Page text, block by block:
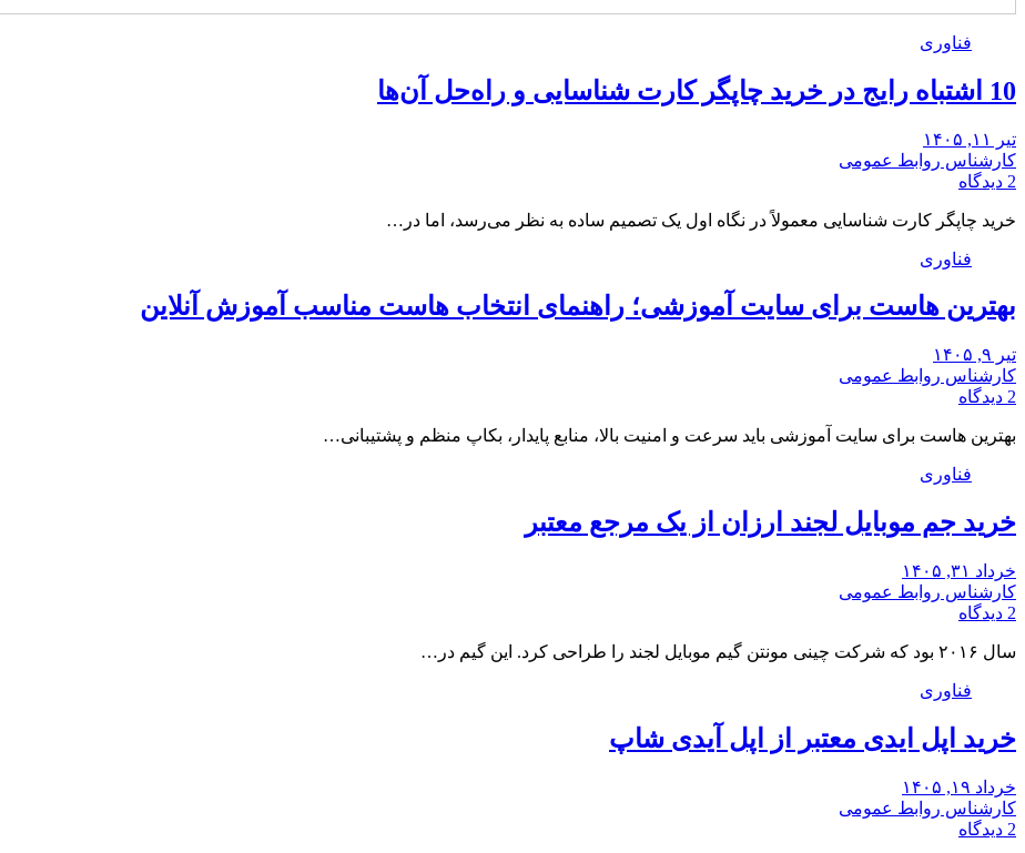
فناوری
10 اشتباه رایج در خرید چاپگر کارت شناسایی و راه‌حل آن‌ها
تیر ۱۱, ۱۴۰۵
کارشناس روابط عمومی
2 دیدگاه
خرید چاپگر کارت شناسایی معمولاً در نگاه اول یک تصمیم ساده به نظر می‌رسد، اما در…
فناوری
بهترین هاست برای سایت آموزشی؛ راهنمای انتخاب هاست مناسب آموزش آنلاین
تیر ۹, ۱۴۰۵
کارشناس روابط عمومی
2 دیدگاه
بهترین هاست برای سایت آموزشی باید سرعت و امنیت بالا، منابع پایدار، بکاپ منظم و پشتیبانی…
فناوری
خرید جم موبایل لجند ارزان از یک مرجع معتبر
خرداد ۳۱, ۱۴۰۵
کارشناس روابط عمومی
2 دیدگاه
سال ۲۰۱۶ بود که شرکت چینی مونتن گیم موبایل لجند را طراحی کرد. این گیم در…
فناوری
خرید اپل ایدی معتبر از اپل آیدی شاپ
خرداد ۱۹, ۱۴۰۵
کارشناس روابط عمومی
2 دیدگاه